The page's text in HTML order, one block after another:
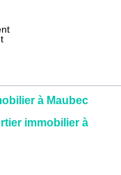
à Maubec
immobilier à